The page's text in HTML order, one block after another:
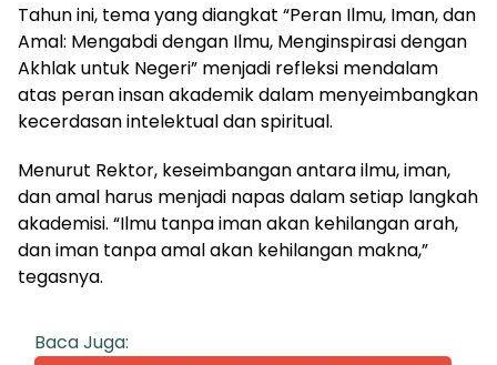
Tahun ini, tema yang diangkat “Peran Ilmu, Iman, dan
Amal: Mengabdi dengan Ilmu, Menginspirasi dengan
Akhlak untuk Negeri” menjadi refleksi mendalam
atas peran insan akademik dalam menyeimbangkan
kecerdasan intelektual dan spiritual.
Menurut Rektor, keseimbangan antara ilmu, iman,
dan amal harus menjadi napas dalam setiap langkah
akademisi. “Ilmu tanpa iman akan kehilangan arah,
dan iman tanpa amal akan kehilangan makna,”
tegasnya.
Baca Juga: